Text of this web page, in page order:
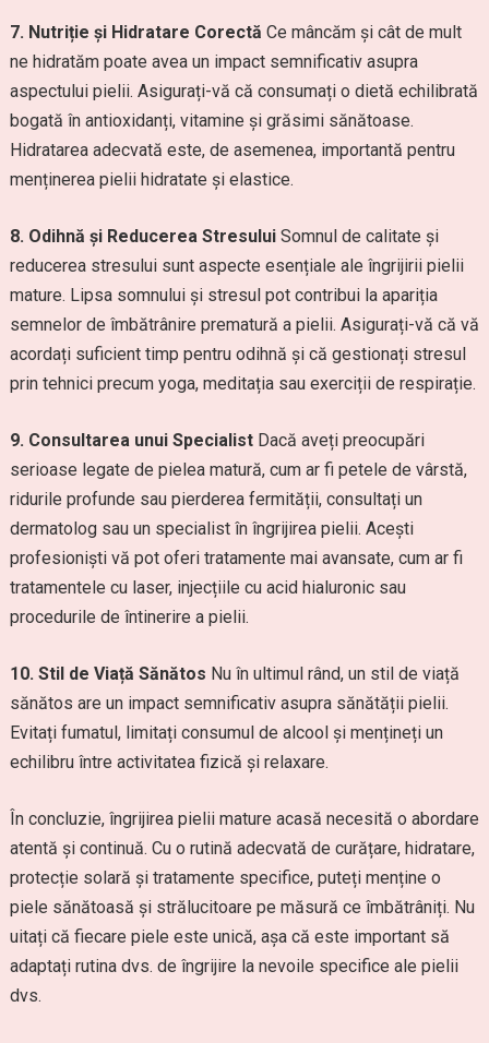
7. Nutriție și Hidratare Corectă Ce mâncăm și cât de mult
ne hidratăm poate avea un impact semnificativ asupra
aspectului pielii. Asigurați-vă că consumați o dietă echilibrată
bogată în antioxidanți, vitamine și grăsimi sănătoase.
Hidratarea adecvată este, de asemenea, importantă pentru
menținerea pielii hidratate și elastice.
8. Odihnă și Reducerea StresuluiSomnul de calitate și
reducerea stresului sunt aspecte esențiale ale îngrijirii pielii
mature. Lipsa somnului și stresul pot contribui la apariția
semnelor de îmbătrânire prematură a pielii. Asigurați-vă că vă
acordați suficient timp pentru odihnă și că gestionați stresul
prin tehnici precum yoga, meditația sau exerciții de respirație.
9. Consultarea unui SpecialistDacă aveți preocupări
serioase legate de pielea matură, cum ar fi petele de vârstă,
ridurile profunde sau pierderea fermității, consultați un
dermatolog sau un specialist în îngrijirea pielii. Acești
profesioniști vă pot oferi tratamente mai avansate, cum ar fi
tratamentele cu laser, injecțiile cu acid hialuronic sau
procedurile de întinerire a pielii.
10. Stil de Viață Sănătos Nu în ultimul rând, un stil de viață
sănătos are un impact semnificativ asupra sănătății pielii.
Evitați fumatul, limitați consumul de alcool și mențineți un
echilibru între activitatea fizică și relaxare.
În concluzie, îngrijirea pielii mature acasă necesită o abordare
atentă și continuă. Cu o rutină adecvată de curățare, hidratare,
protecție solară și tratamente specifice, puteți menține o
piele sănătoasă și strălucitoare pe măsură ce îmbătrâniți. Nu
uitați că fiecare piele este unică, așa că este important să
adaptați rutina dvs. de îngrijire la nevoile specifice ale pielii
dvs.